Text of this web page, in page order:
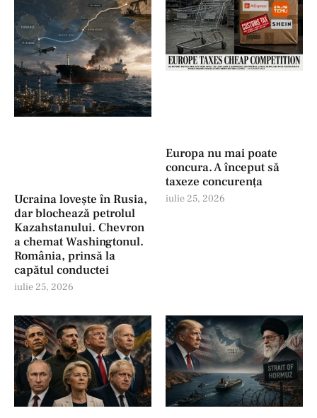
Ucraina lovește în Rusia,
dar blochează petrolul
Kazahstanului. Chevron
a chemat Washingtonul.
România, prinsă la
capătul conductei
iulie 25, 2026
Europa nu mai poate
concura. A început să
taxeze concurența
iulie 25, 2026